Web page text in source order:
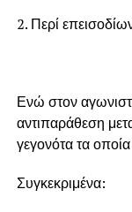
2. Περί
Ενώ στον
αντιπαράθεση
γεγονότα τα
Συγκεκριμένα: